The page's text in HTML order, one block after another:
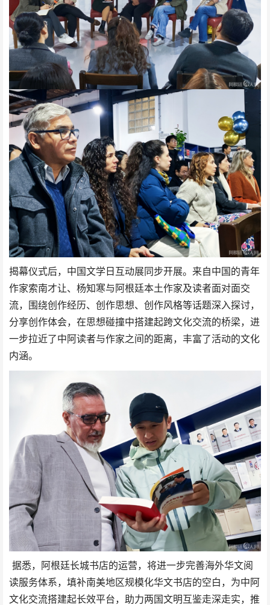
揭幕仪式后，中国文学日互动展同步开展。来自中国的青年
作家索南才让、杨知寒与阿根廷本土作家及读者面对面交
流，围绕创作经历、创作思想、创作风格等话题深入探讨，
分享创作体会，在思想碰撞中搭建起跨文化交流的桥梁，进
一步拉近了中阿读者与作家之间的距离，丰富了活动的文化
内涵。
据悉，阿根廷长城书店的运营，将进一步完善海外华文阅
读服务体系，填补南美地区规模化华文书店的空白，为中阿
文化交流搭建起长效平台，助力两国文明互鉴走深走实，推